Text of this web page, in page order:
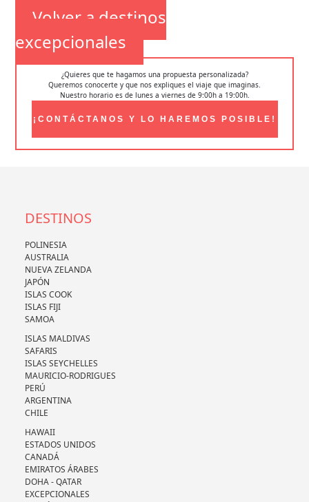
Volver a destinos
excepcionales
¿Quieres que te hagamos una propuesta personalizada?
Queremos conocerte y que nos expliques el viaje que imaginas.
Nuestro horario es de lunes a viernes de 9:00h a 19:00h.
¡CONTÁCTANOS Y LO HAREMOS POSIBLE!
DESTINOS
POLINESIA
AUSTRALIA
NUEVA ZELANDA
JAPÓN
ISLAS COOK
ISLAS FIJI
SAMOA
ISLAS MALDIVAS
SAFARIS
ISLAS SEYCHELLES
MAURICIO-RODRIGUES
PERÚ
ARGENTINA
CHILE
HAWAII
ESTADOS UNIDOS
CANADÁ
EMIRATOS ÁRABES
DOHA - QATAR
EXCEPCIONALES